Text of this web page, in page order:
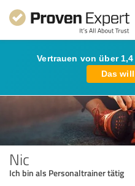
Vertrauen von über
Das
Nic
Ich bin als Personaltrainer tätig